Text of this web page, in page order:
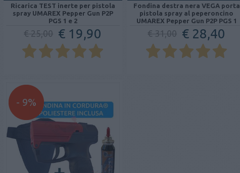
Ricarica TEST inerte per pistola
spray UMAREX Pepper Gun P2P
PGS 1 e 2
€ 25,00 € 19,90
Fondina destra nera VEGA porta
pistola spray al peperoncino
UMAREX Pepper Gun P2P PGS 1
€ 31,00 € 28,40
- 9%